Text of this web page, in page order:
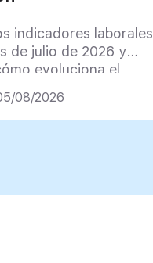
indicadores laborales
de julio de 2026 y
evoluciona el
08/2026